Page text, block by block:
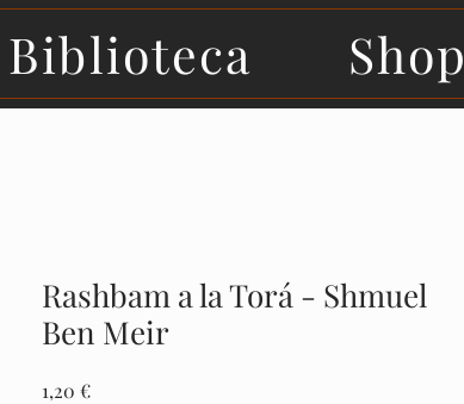
Biblioteca Shop
Rashbam a la Torá - Shmuel
Ben Meir
1,20 €Precio